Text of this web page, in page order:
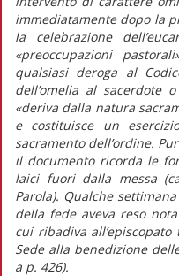
immediatamente dopo la
la celebrazione
«preoccupazioni
qualsiasi deroga al
dell’omelia al sacerdote
«deriva dalla natura
e costituisce un
sacramento dell’ordine.
il documento ricorda le
laici fuori dalla messa
Parola). Qualche
della fede aveva reso
cui ribadiva
Sede alla benedizione
a p. 426).